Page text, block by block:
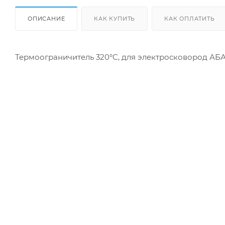
ОПИСАНИЕ КАК КУПИТЬ КАК ОПЛАТИТЬ
Термоограничитель 320°C, для электросковород